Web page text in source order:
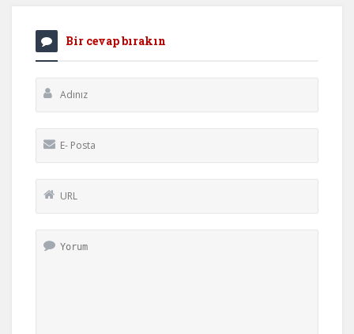
Bir cevap bırakın